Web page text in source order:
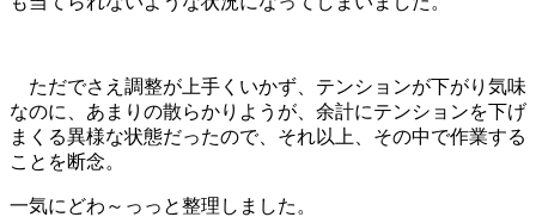
ただでさえ調整が上手くいかず、テンションが下がり気味
なのに、あまりの散らかりようが、余計にテンションを下げ
まくる異様な状態だったので、それ以上、その中で作業する
ことを断念。
一気にどわ～っっと整理しました。